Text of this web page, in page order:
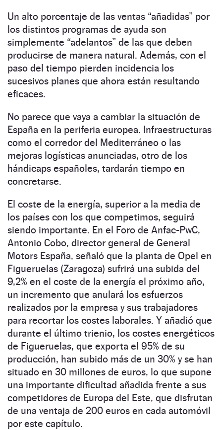
Un alto porcentaje de las ventas “añadidas” por
los distintos programas de ayuda son
simplemente “adelantos” de las que deben
producirse de manera natural. Además, con el
paso del tiempo pierden incidencia los
sucesivos planes que ahora están resultando
eficaces.
No parece que vaya a cambiar la situación de
España en la periferia europea. Infraestructuras
como el corredor del Mediterráneo o las
mejoras logísticas anunciadas, otro de los
hándicaps españoles, tardarán tiempo en
concretarse.
El coste de la energía, superior a la media de
los países con los que competimos, seguirá
siendo importante. En el Foro de Anfac-PwC,
Antonio Cobo, director general de General
Motors España, señaló que la planta de Opel en
Figueruelas (Zaragoza) sufrirá una subida del
9,2% en el coste de la energía el próximo año,
un incremento que anulará los esfuerzos
realizados por la empresa y sus trabajadores
para recortar los costes laborales. Y añadió que
durante el último trienio, los costes energéticos
de Figueruelas, que exporta el 95% de su
producción, han subido más de un 30% y se han
situado en 30 millones de euros, lo que supone
una importante dificultad añadida frente a sus
competidores de Europa del Este, que disfrutan
de una ventaja de 200 euros en cada automóvil
por este capítulo.